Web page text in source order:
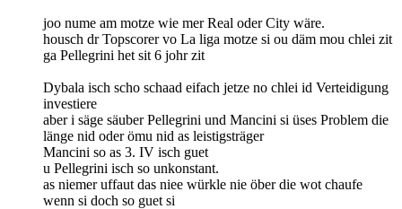
joo nume am motze wie mer Real oder City wäre.
housch dr Topscorer vo La liga motze si ou däm mou chlei zit
ga Pellegrini het sit 6 johr zit
Dybala isch scho schaad eifach jetze no chlei id Verteidigung
investiere
aber i säge säuber Pellegrini und Mancini si üses Problem die
länge nid oder ömu nid as leistigsträger
Mancini so as 3. IV isch guet
u Pellegrini isch so unkonstant.
as niemer uffaut das niee würkle nie öber die wot chaufe
wenn si doch so guet si